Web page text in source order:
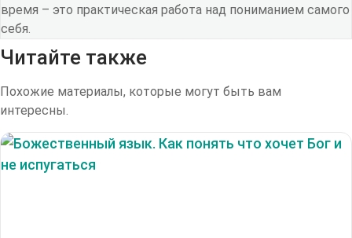
время – это практическая работа над пониманием самого
себя.
Читайте также
Похожие материалы, которые могут быть вам
интересны.